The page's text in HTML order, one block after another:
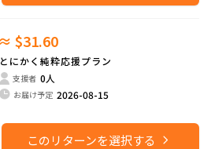
≈ $31.60
とにかく純粋応援プラン
支援者 0人
お届け予定 2026-08-15
このリターンを選択する